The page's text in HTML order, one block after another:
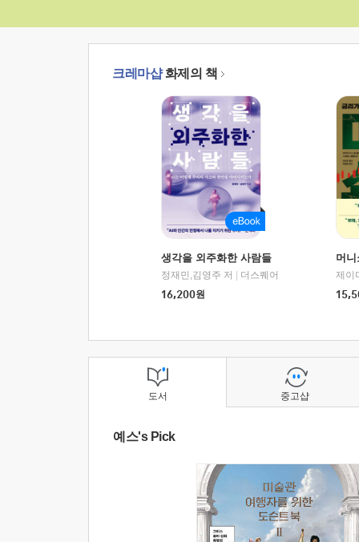
크레마샵화제의 책
생각을 외주화한 사람들
정재민,김영주 저
더스퀘어
16,200원
머
도서
예스's Pick
중고샵